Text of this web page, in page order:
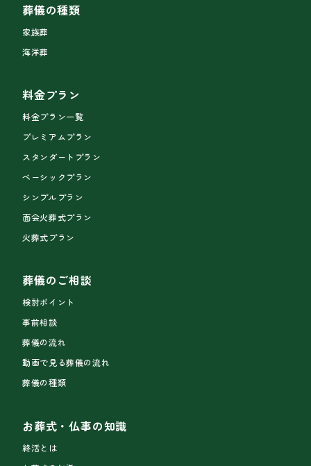
葬儀の種類
家族葬
海洋葬
料金プラン
料金プラン一覧
プレミアムプラン
スタンダートプラン
ベーシックプラン
シンプルプラン
面会火葬式プラン
火葬式プラン
葬儀のご相談
検討ポイント
事前相談
葬儀の流れ
動画で見る葬儀の流れ
葬儀の種類
お葬式・仏事の知識
終活とは